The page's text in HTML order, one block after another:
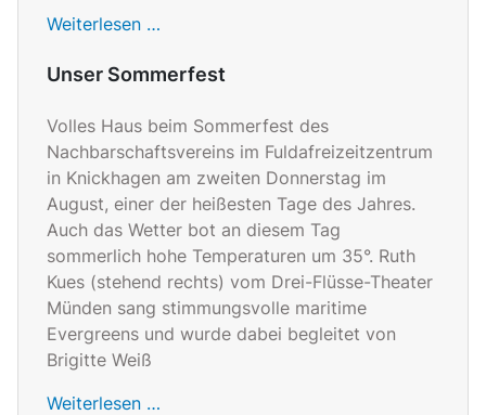
Weiterlesen …
Unser Sommerfest
Volles Haus beim Sommerfest des
Nachbarschaftsvereins im Fuldafreizeitzentrum
in Knickhagen am zweiten Donnerstag im
August, einer der heißesten Tage des Jahres.
Auch das Wetter bot an diesem Tag
sommerlich hohe Temperaturen um 35°. Ruth
Kues (stehend rechts) vom Drei-Flüsse-Theater
Münden sang stimmungsvolle maritime
Evergreens und wurde dabei begleitet von
Brigitte Weiß
Weiterlesen …